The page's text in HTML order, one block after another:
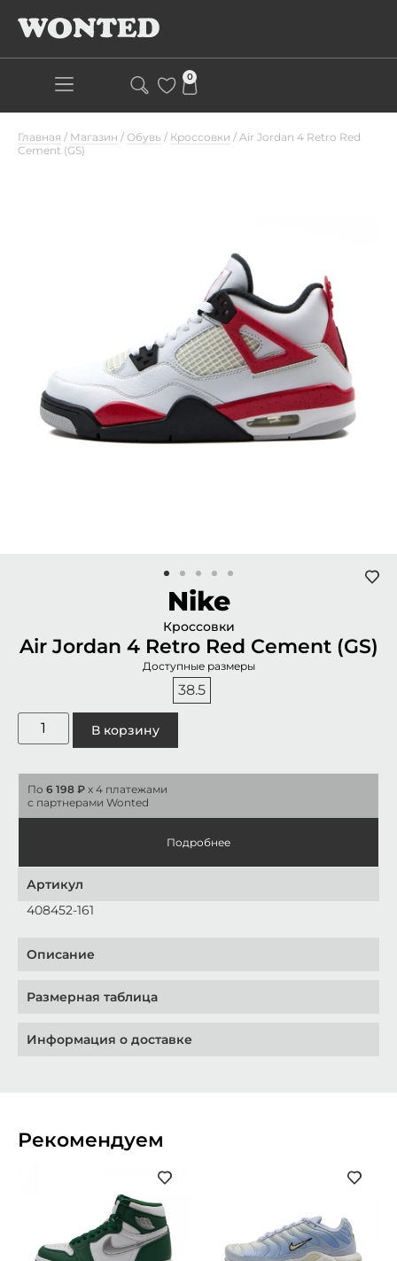
0
Главная / Магазин / Обувь / Кроссовки / Air Jordan 4 Retro Red
Cement (GS)
Nike
Кроссовки
Air Jordan 4 Retro Red Cement (GS)
Доступные размеры
38.5
В корзину
По 6 198 ₽ x 4 платежами
с партнерами Wonted
Подробнее
Артикул
408452-161
Описание
Размерная таблица
Информация о доставке
Рекомендуем